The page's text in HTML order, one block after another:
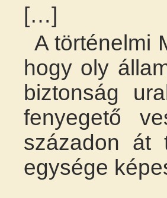
[…]
A történelmi
hogy oly
biztonság
fenyegető
századon át
egysége